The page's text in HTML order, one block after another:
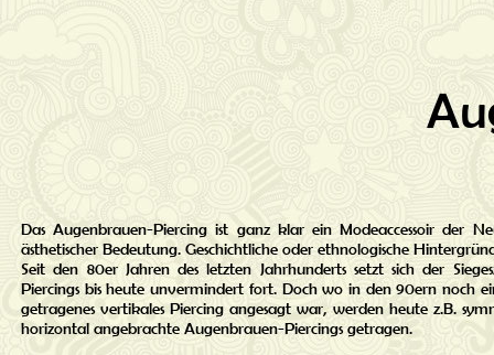
Das Augenbrauen-Piercing ist ganz klar ein Modeaccessoir der
ästhetischer Bedeutung. Geschichtliche oder ethnologische
Seit den 80er Jahren des letzten Jahrhunderts setzt sich der
Piercings bis heute unvermindert fort. Doch wo in den 90ern noch
getragenes vertikales Piercing angesagt war, werden heute z.B.
horizontal angebrachte Augenbrauen-Piercings getragen.